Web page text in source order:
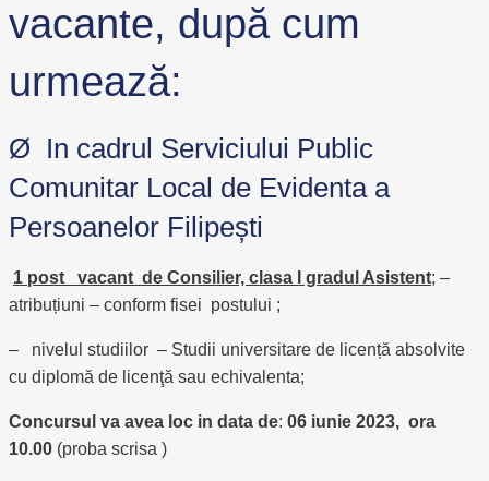
vacante, după cum
urmează:
Ø In cadrul Serviciului Public
Comunitar Local de Evidenta a
Persoanelor Filipești
1 post vacant de Consilier, clasa I gradul Asistent; –
atribuțiuni – conform fisei postului ;
– nivelul studiilor – Studii universitare de licență absolvite
cu diplomă de licenţă sau echivalenta;
Concursul va avea loc in data de: 06 iunie 2023, ora
10.00 (proba scrisa )